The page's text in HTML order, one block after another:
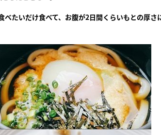
たいだけ食べて、お腹が2日間くらいもとの厚さ